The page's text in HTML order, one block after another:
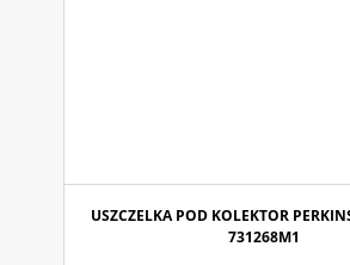
USZCZELKA POD KOLEKTOR
731268M1